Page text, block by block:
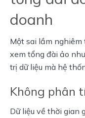
doanh
Một sai lầm
xem tổng đài ảo
trị dữ liệu mà hệ
Không phân
Dữ liệu về thời gian